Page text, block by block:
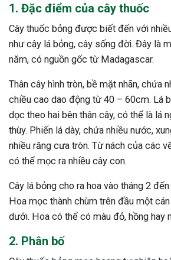
1. Đặc điểm của cây thuốc
Cây thuốc bỏng được biết đến với
như cây lá bỏng, cây sống đời. Đây là
năm, có nguồn gốc từ Madagascar.
Thân cây hình tròn, bề mặt nhãn, chứa
chiều cao dao động từ 40 – 60cm. Lá
dọc theo hai bên thân cây, có thể là lá
thùy. Phiến lá dày, chứa nhiều nước,
nhiều răng cưa tròn. Từ nách của các
có thể mọc ra nhiều cây con.
Cây lá bỏng cho ra hoa vào tháng 2
Hoa mọc thành chùm trên đầu một
dưới. Hoa có thể có màu đỏ, hồng hay
2. Phân bố